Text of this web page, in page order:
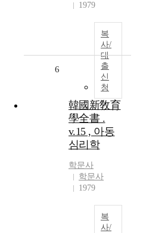
1979
복
사/
대
출
신
청
6
韓國新敎育
學全書 .
v.15 , 아동
심리학
학문사
학문사
1979
복
사/